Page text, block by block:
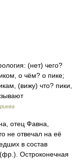
(нет) чего?
о чём? о пике;
(вижу) что? пики,
отец Фавна,
не отвечал на её
в состав
Остроконечная